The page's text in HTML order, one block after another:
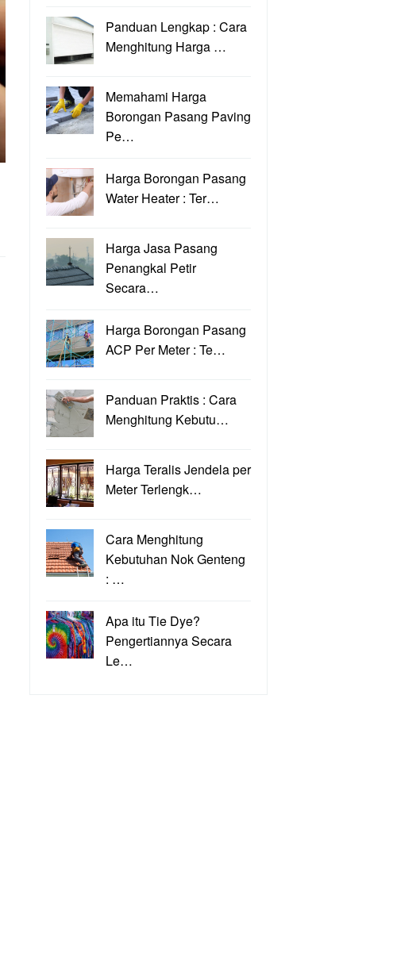
Panduan Lengkap : Cara
Menghitung Harga …
Memahami Harga
Borongan Pasang Paving
Pe…
Harga Borongan Pasang
Water Heater : Ter…
Harga Jasa Pasang
Penangkal Petir
Secara…
Harga Borongan Pasang
ACP Per Meter : Te…
Panduan Praktis : Cara
Menghitung Kebutu…
Harga Teralis Jendela per
Meter Terlengk…
Cara Menghitung
Kebutuhan Nok Genteng
: …
Apa itu Tie Dye?
Pengertiannya Secara
Le…